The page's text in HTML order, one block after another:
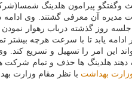
وگفتگو پیرامون هلدینگ
آن معرفی گشتند. وی
گذشته درباب رهوار نمودن
یابد تا با سرعت هرچه
این امر را تسهیل و تسریع
هلدینگ ها حذف و تمام شركت
بهداشت با نظر مقام وزارت